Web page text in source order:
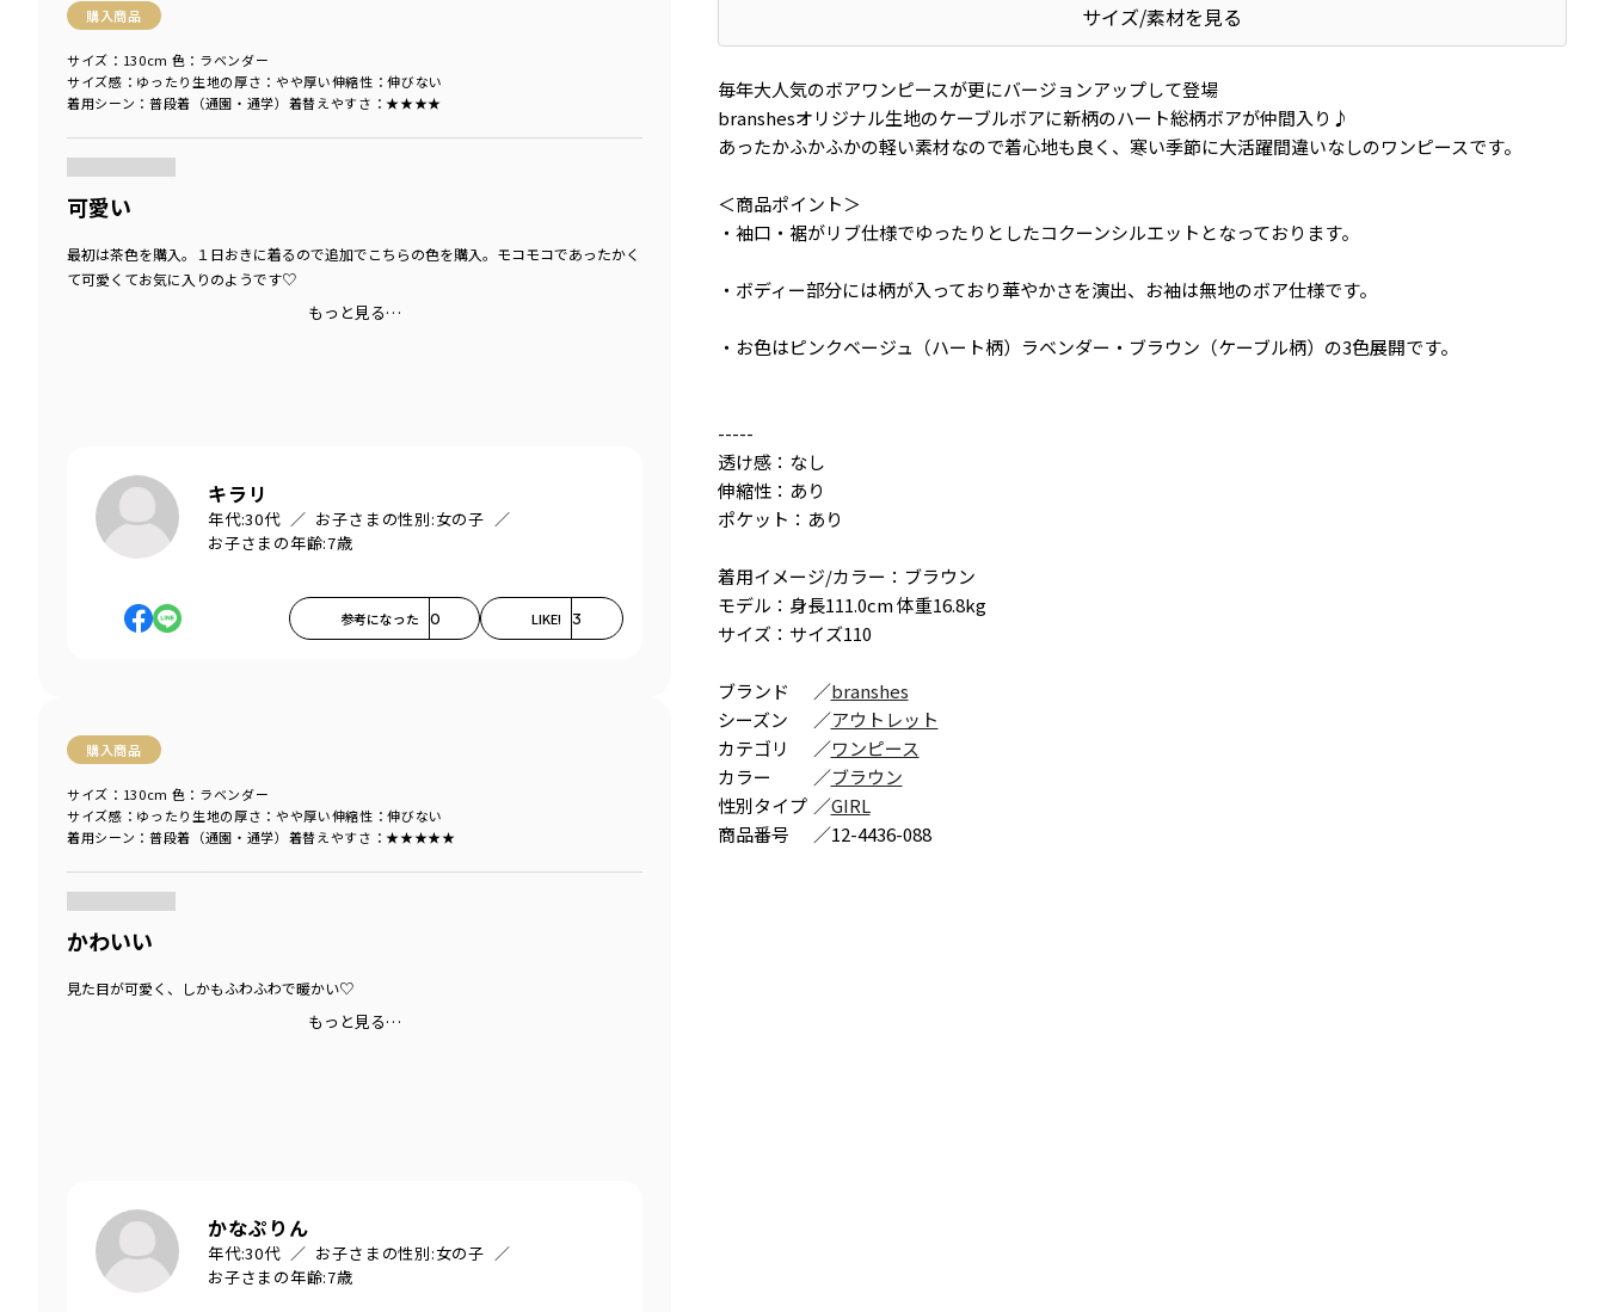
購入商品
サイズ感 ：ゆったり 生地の厚さ ：やや厚い伸縮性 ：伸びない
着用シーン ：普段着（通園・通学） 着替えやすさ ：★★★★
サイズ：130cm 色：ラベンダー
可愛い
最初は茶色を購入。１日おきに着るので追加でこちらの色を購入。モコモコであったかく
て可愛くてお気に入りのようです♡
もっと見る…
キラリ
年代:30代 お子さまの性別:女の子
お子さまの年齢:7歳
参考になった 0 LIKE! 3
購入商品
サイズ感 ：ゆったり 生地の厚さ ：やや厚い伸縮性 ：伸びない
着用シーン ：普段着（通園・通学） 着替えやすさ ：★★★★★
サイズ：130cm 色：ラベンダー
かわいい
見た目が可愛く、しかもふわふわで暖かい♡
もっと見る…
かなぷりん
年代:30代 お子さまの性別:女の子
お子さまの年齢:7歳
サイズ/素材を見る
毎年大人気のボアワンピースが更にバージョンアップして登場
branshesオリジナル生地のケーブルボアに新柄のハート総柄ボアが仲間入り♪
あったかふかふかの軽い素材なので着心地も良く、寒い季節に大活躍間違いなしのワンピースです。
＜商品ポイント＞
・袖口・裾がリブ仕様でゆったりとしたコクーンシルエットとなっております。
・ボディー部分には柄が入っており華やかさを演出、お袖は無地のボア仕様です。
・お色はピンクベージュ（ハート柄）ラベンダー・ブラウン（ケーブル柄）の3色展開です。
-----
透け感：なし
伸縮性：あり
ポケット：あり
着用イメージ/カラー：ブラウン
モデル：身長111.0cm 体重16.8kg
サイズ：サイズ110
ブランド ／branshes
シーズン
／アウトレット
カテゴリ
／ワンピース
カラー
／ブラウン
性別タイプ ／GIRL
商品番号
／12-4436-088